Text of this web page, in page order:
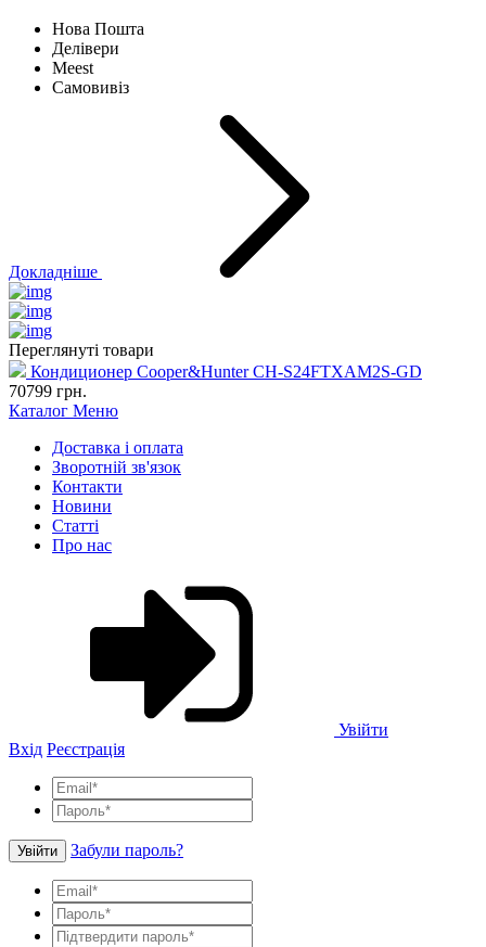
Нова Пошта
Делівери
Meest
Самовивіз
Докладніше
Переглянуті товари
Кондиционер Cooper&Hunter CH-S24FTXAM2S-GD
70799 грн.
Каталог Меню
Доставка і оплата
Зворотній зв'язок
Контакти
Новини
Статті
Про нас
Увійти
Вхід Реєстрація
Увійти Забули пароль?